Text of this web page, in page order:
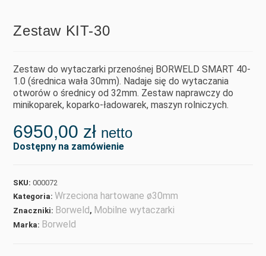
Zestaw KIT-30
Zestaw do wytaczarki przenośnej BORWELD SMART 40-
1.0 (średnica wała 30mm). Nadaje się do wytaczania
otworów o średnicy od 32mm. Zestaw naprawczy do
minikoparek, koparko-ładowarek, maszyn rolniczych.
6950,00 zł netto
Dostępny na zamówienie
SKU:000072
Kategoria: Wrzeciona hartowane ø30mm
Znaczniki: Borweld, Mobilne wytaczarki
Marka: Borweld